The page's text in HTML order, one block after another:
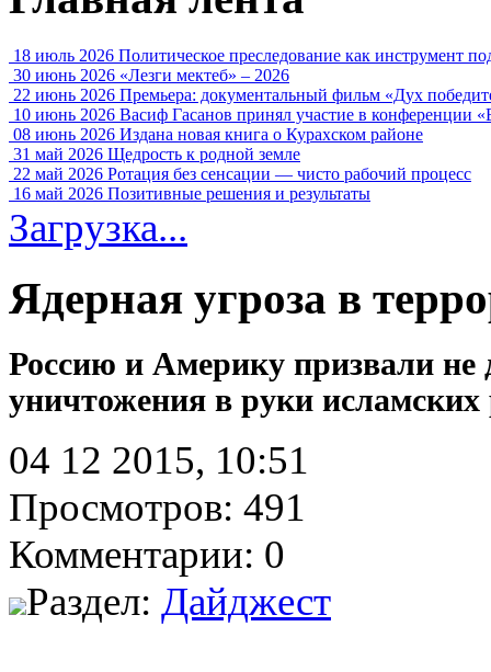
18 июль 2026 Политическое преследование как инструмент
30 июнь 2026 «Лезги мектеб» – 2026
22 июнь 2026 Премьера: документальный фильм «Дух
10 июнь 2026 Васиф Гасанов принял участие в конференции
08 июнь 2026 Издана новая книга о Курахском районе
31 май 2026 Щедрость к родной земле
22 май 2026 Ротация без сенсации — чисто рабочий процесс
16 май 2026 Позитивные решения и результаты
Загрузка...
Ядерная угроза в
Россию и Америку призвали не
уничтожения в руки исламских
04 12 2015, 10:51
Просмотров: 491
Комментарии: 0
Раздел: Дайджест